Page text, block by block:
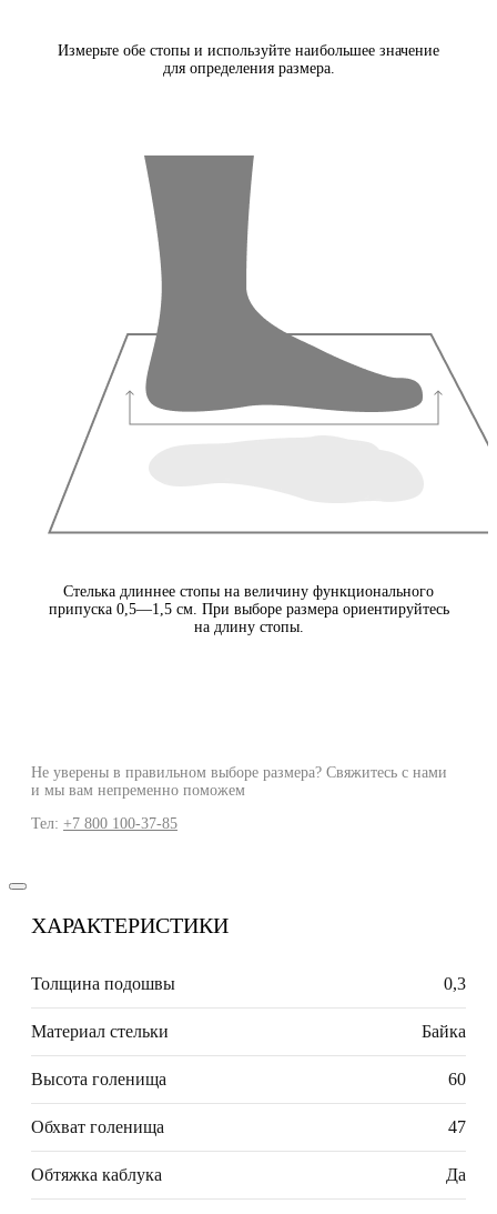
Измерьте обе стопы и используйте наибольшее значение
для определения размера.
Стелька длиннее стопы на величину функционального
припуска 0,5—1,5 см. При выборе размера ориентируйтесь
на длину стопы.
Не уверены в правильном выборе размера? Свяжитесь с нами
и мы вам непременно поможем
Тел: +7 800 100-37-85
ХАРАКТЕРИСТИКИ
Толщина подошвы 0,3
Материал стельки Байка
Высота голенища 60
Обхват голенища 47
Обтяжка каблука Да